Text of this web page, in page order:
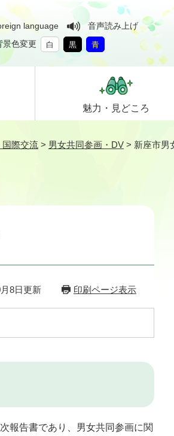
language
音声読み上げ
景色変更 白 黒 青
魅力・ 見どころ
国際交流 > 男女共同参画・DV > 新座市男
8日更新 印刷ページ表示
報告書であり、男女共同参画に関